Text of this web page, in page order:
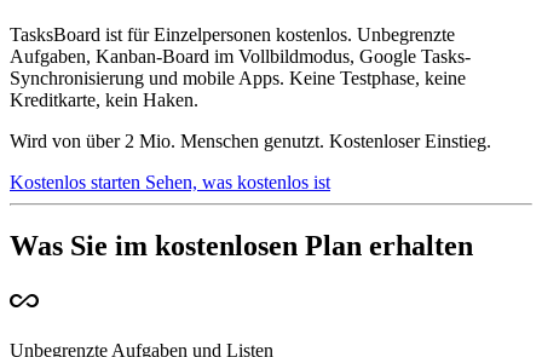
TasksBoard ist für Einzelpersonen kostenlos. Unbegrenzte
Aufgaben, Kanban-Board im Vollbildmodus, Google Tasks-
Synchronisierung und mobile Apps. Keine Testphase, keine
Kreditkarte, kein Haken.
Wird von über 2 Mio. Menschen genutzt. Kostenloser Einstieg.
Kostenlos starten Sehen, was kostenlos ist
Was Sie im kostenlosen Plan erhalten
all_inclusive
Unbegrenzte Aufgaben und Listen